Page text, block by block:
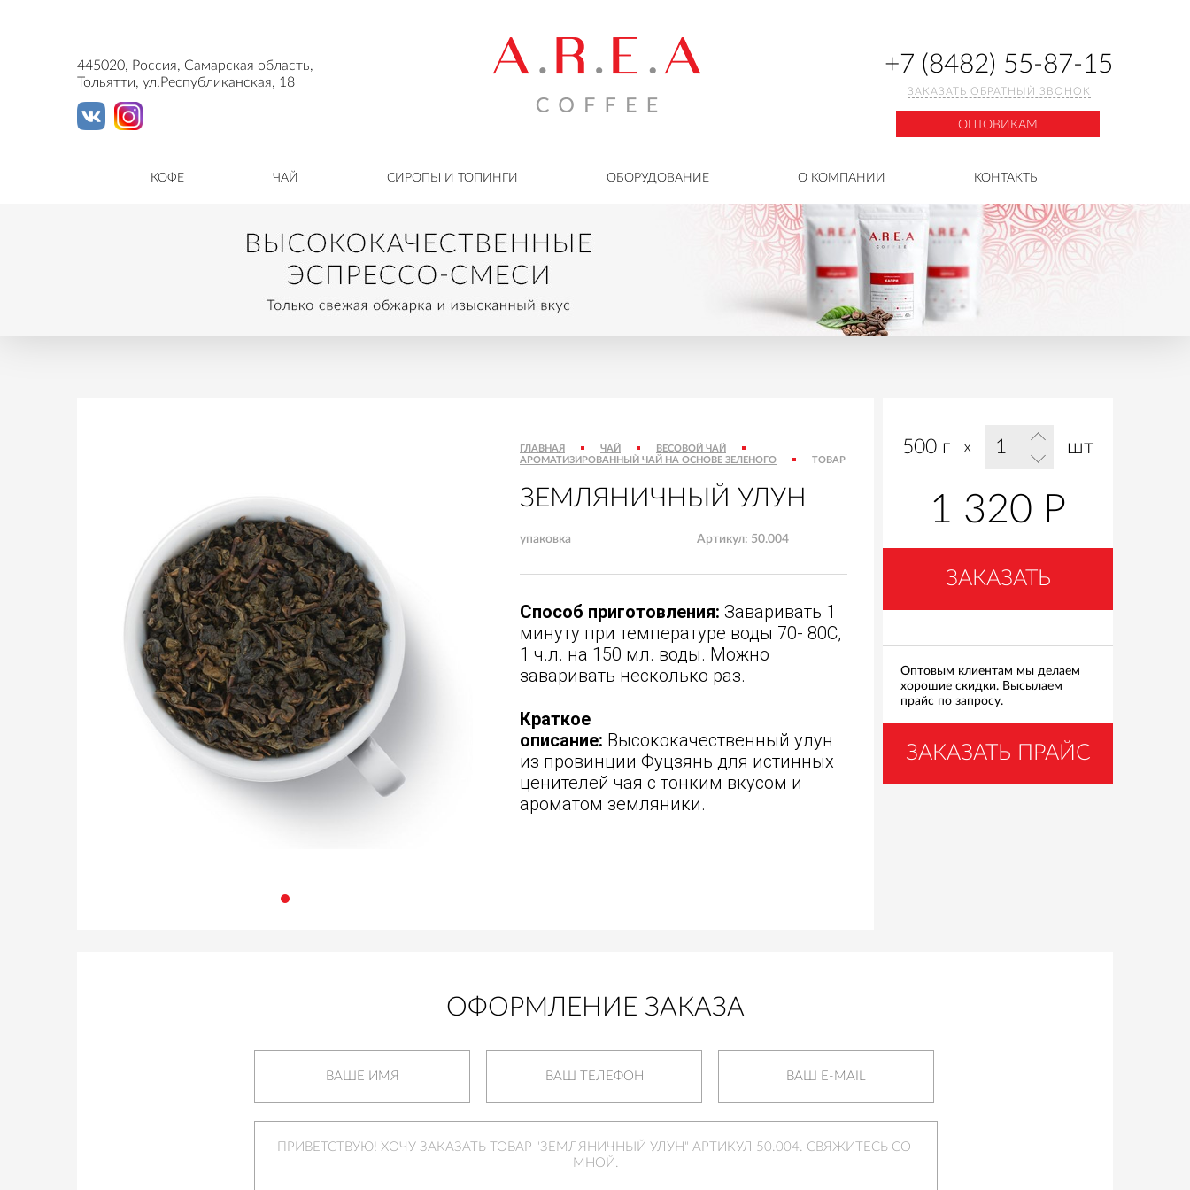
445020, Россия, Самарская область,
Тольятти, ул.Республиканская, 18
+7 (8482) 55-87-15
ЗАКАЗАТЬ ОБРАТНЫЙ ЗВОНОК
ОПТОВИКАМ
КОФЕ ЧАЙ СИРОПЫ И ТОПИНГИ ОБОРУДОВАНИЕ О КОМПАНИИ КОНТАКТЫ
ГЛАВНАЯ ЧАЙ
ВЕСОВОЙ ЧАЙ
АРОМАТИЗИРОВАННЫЙ ЧАЙ НА ОСНОВЕ ЗЕЛЕНОГО
ТОВАР
ЗЕМЛЯНИЧНЫЙ УЛУН
упаковка Артикул: 50.004
Способ приготовления: Заваривать 1
минуту при температуре воды 70- 80C,
1 ч.л. на 150 мл. воды. Можно
заваривать несколько раз.
Краткое
описание: Высококачественный улун
из провинции Фуцзянь для истинных
ценителей чая с тонким вкусом и
ароматом земляники.
500 г x шт
1 320 Р
ЗАКАЗАТЬ
Оптовым клиентам мы делаем
хорошие скидки. Высылаем
прайс по запросу.
ЗАКАЗАТЬ ПРАЙС
ОФОРМЛЕНИЕ ЗАКАЗА